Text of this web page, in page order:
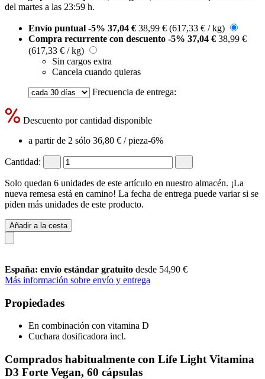
del martes a las 23:59 h.
Envío puntual -5% 37,04 € 38,99 € (617,33 € / kg)
Compra recurrente con descuento -5% 37,04 € 38,99 €
(617,33 € / kg)
Sin cargos extra
Cancela cuando quieras
Frecuencia de entrega:
Descuento por cantidad disponible
a partir de 2 sólo 36,80 € / pieza-6%
Cantidad:
Solo quedan 6 unidades de este artículo en nuestro almacén. ¡La
nueva remesa está en camino! La fecha de entrega puede variar si se
piden más unidades de este producto.
Añadir a la cesta
España: envío estándar gratuito desde 54,90 €
Más información sobre envío y entrega
Propiedades
En combinación con vitamina D
Cuchara dosificadora incl.
Comprados habitualmente con Life Light Vitamina
D3 Forte Vegan, 60 cápsulas